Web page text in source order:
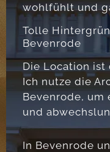
wohlfühlt und
Tolle
Bevenrode
Die Location ist
Ich nutze die
Bevenrode, um
und
In Bevenrode